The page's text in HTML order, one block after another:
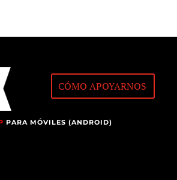
CÓMO APOYARNOS
PARA MÓVILES (ANDROID)